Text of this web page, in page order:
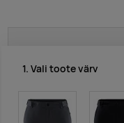
1. Vali toote värv